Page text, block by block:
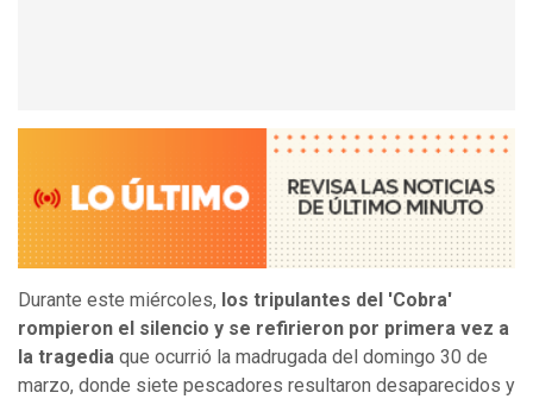
Durante este miércoles, los tripulantes del 'Cobra'
rompieron el silencio y se refirieron por primera vez a
la tragedia que ocurrió la madrugada del domingo 30 de
marzo, donde siete pescadores resultaron desaparecidos y